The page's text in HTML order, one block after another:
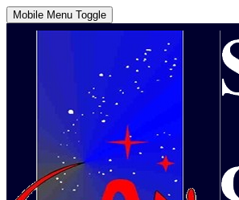
Mobile Menu Toggle